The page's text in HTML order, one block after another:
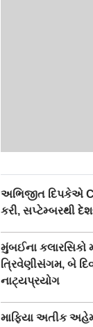
અભિજીત દિપકેએ
કરી, સપ્ટેમ્બરથી
મુંબઈના કલારસિકો
ત્રિવેણીસંગમ, બે
નાટ્યપ્રયોગ
માફિયા અતીક